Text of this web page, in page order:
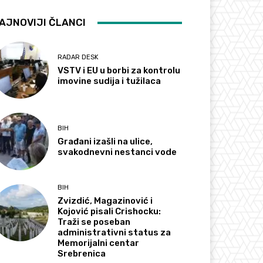
ČLANCI
RADAR DESK
VSTV i EU u borbi za kontrolu
imovine sudija i tužilaca
BIH
Građani izašli na ulice,
svakodnevni nestanci vode
BIH
Zvizdić, Magazinović i
Kojović pisali Crishocku:
Traži se poseban
administrativni status za
Memorijalni centar
Srebrenica